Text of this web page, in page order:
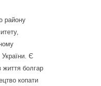
району
України. Є
життя болгар
копати